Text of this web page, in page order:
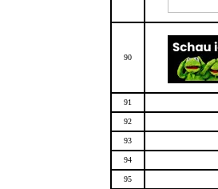
90
91
92
93
94
95